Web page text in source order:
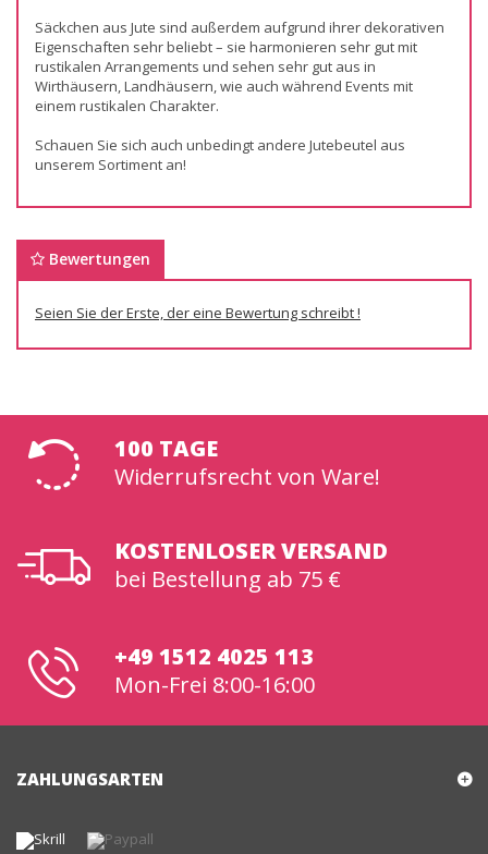
Säckchen aus Jute sind außerdem aufgrund ihrer dekorativen
Eigenschaften sehr beliebt – sie harmonieren sehr gut mit
rustikalen Arrangements und sehen sehr gut aus in
Wirthäusern, Landhäusern, wie auch während Events mit
einem rustikalen Charakter.
Schauen Sie sich auch unbedingt andere Jutebeutel aus
unserem Sortiment an!
Bewertungen
Seien Sie der Erste, der eine Bewertung schreibt !
100 TAGE
Widerrufsrecht von Ware!
KOSTENLOSER VERSAND
bei Bestellung ab 75 €
+49 1512 4025 113
Mon-Frei 8:00-16:00
ZAHLUNGSARTEN